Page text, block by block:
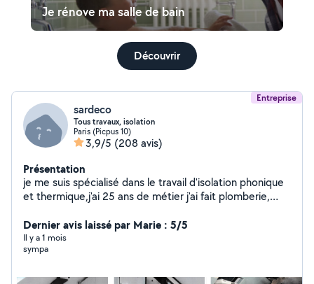
Je rénove ma salle de bain
Découvrir
Entreprise
sardeco
Tous travaux, isolation
Paris (Picpus 10)
3,9/5 (208 avis)
Présentation
je me suis spécialisé dans le travail d'isolation phonique
et thermique,j'ai 25 ans de métier j'ai fait plomberie,
bain,peinture et faux plafonds je fais tout travaux
d'intérieur et ravalement mes travaux sont couvert par
une garantie décennale
Dernier avis laissé par Marie : 5/5
Il y a 1 mois
sympa